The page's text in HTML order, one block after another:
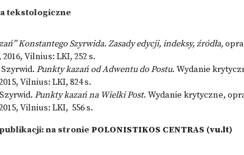
tekstologiczne
Konstantego Szyrwida. Zasady edycji, indeksy, źródła,
Vilnius: LKI, 252 s.
Punkty kazań od Adwentu do Postu. Wydanie
Vilnius: LKI, 824 s.
Punkty kazań na Wielki Post. Wydanie krytyczne,
Vilnius: LKI, 556 s.
na stronie POLONISTIKOS CENTRAS (vu.lt)